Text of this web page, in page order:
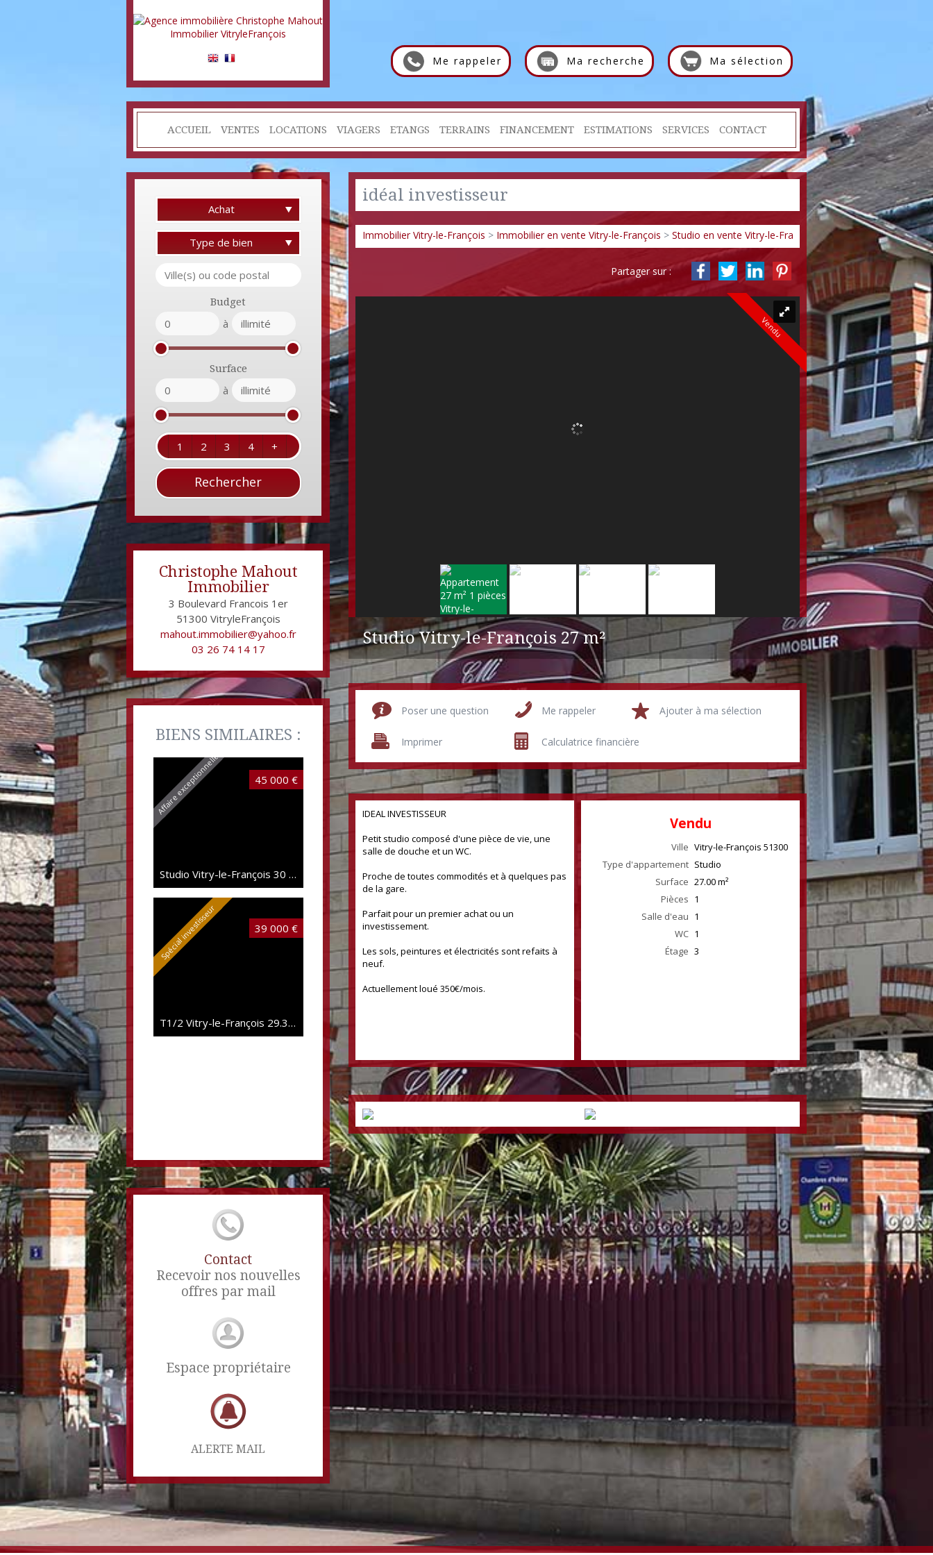
Me rappeler Ma recherche Ma sélection
ACCUEIL VENTES LOCATIONS VIAGERS ETANGS TERRAINS FINANCEMENT ESTIMATIONS SERVICES CONTACT
Achat
Type de bien
Budget
à
Surface
à
1 2 3 4 +
Christophe Mahout
Immobilier
3 Boulevard Francois 1er
51300 VitryleFrançois
mahout.immobilier@yahoo.fr
03 26 74 14 17
BIENS SIMILAIRES :
Affaire exceptionnelle 45 000 €
Studio Vitry-le-François 30 m²
Spécial investisseur 39 000 €
T1/2 Vitry-le-François 29.38 m²
Contact
Recevoir nos nouvelles
offres par mail
Espace propriétaire
ALERTE MAIL
idéal investisseur
Immobilier Vitry-le-François > Immobilier en vente Vitry-le-François > Studio en vente Vitry-le-François > Studio 3092
Partager sur :
Vendu
Studio Vitry-le-François 27 m²
Poser une question Me rappeler Ajouter à ma sélection
Imprimer Calculatrice financière
IDEAL INVESTISSEUR
Petit studio composé d'une pièce de vie, une
salle de douche et un WC.
Proche de toutes commodités et à quelques pas
de la gare.
Parfait pour un premier achat ou un
investissement.
Les sols, peintures et électricités sont refaits à
neuf.
Actuellement loué 350€/mois.
Vendu
Ville Vitry-le-François 51300
Type d'appartement Studio
Surface 27.00m²
Pièces 1
Salle d'eau 1
WC 1
Étage 3